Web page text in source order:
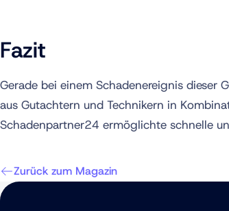
Fazit
Gerade bei einem Schadenereignis dieser
aus Gutachtern und Technikern in
Schadenpartner24 ermöglichte schnelle
Zurück zum Magazin